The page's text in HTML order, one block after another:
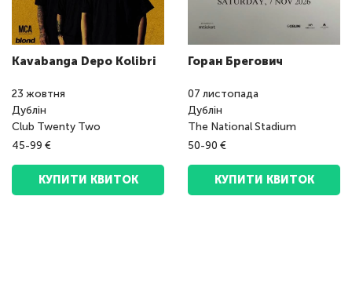
Kavabanga Depo Kolibri
23 жовтня
Дублін
Club Twenty Two
45-99 €
КУПИТИ КВИТОК
Горан Брегович
07 листопада
Дублін
The National Stadium
50-90 €
КУПИТИ КВИТОК